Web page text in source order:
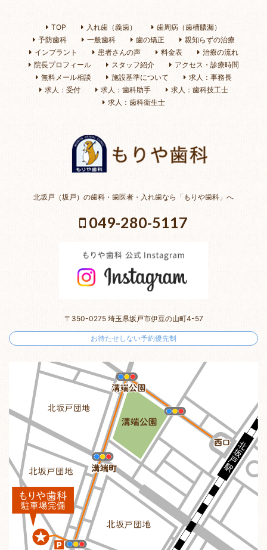
TOP 入れ歯（義歯）
歯周病（歯槽膿漏）
予防歯科
一般歯科 歯の矯正
親知らずの治療
インプラント
患者さんの声 料金表
治療の流れ
院長プロフィール
スタッフ紹介
アクセス・診療時間
無料メール相談
施設基準について
求人：事務長
求人：受付
求人：歯科助手
求人：歯科技工士
求人：歯科衛生士
北坂戸（坂戸）の歯科・歯医者・入れ歯なら「もりや歯科」へ
049-280-5117
〒350-0275 埼玉県坂戸市伊豆の山町4-57
お待たせしない予約優先制